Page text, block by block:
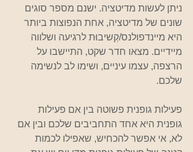
ניתן לעשות מדיטציה. ישנם מספר סוגים
שונים של מדיטציה, אחת הנפוצות ביותר
היא מיינדפולנס/קְשיבוּת לרגיעה ושלווה
מיידיים. מצאו חדר שקט, התיישבו על
הרצפה, עצמו עיניים, ושימו לב לנשימה
שלכם.
פעילות גופנית פשוטה בין אם פעילות
גופנית היא אחד התחביבים שלכם ובין אם
לא, אי אפשר להכחיש, שאפילו לכמות